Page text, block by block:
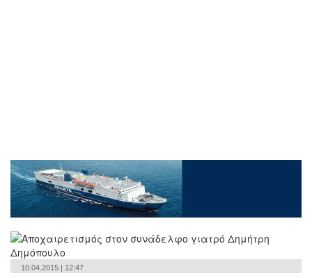
10.04.2015 | 12:47